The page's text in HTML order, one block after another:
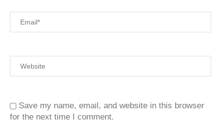
Save my name, email, and website in this browser
for the next time I comment.